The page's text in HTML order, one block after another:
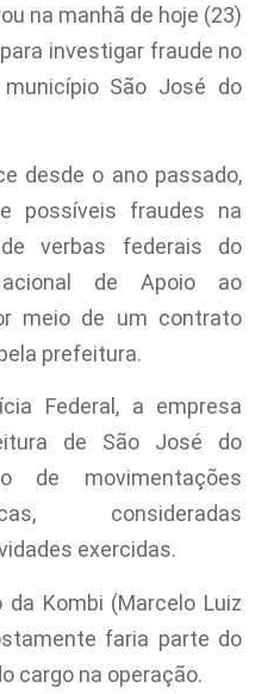
na manhã de hoje (23)
para investigar fraude no
São José do
desde o ano passado,
possíveis fraudes na
verbas federais do
de Apoio ao
meio de um contrato
prefeitura.
Federal, a empresa
de São José do
de movimentações
consideradas
exercidas.
Kombi (Marcelo Luiz
faria parte do
cargo na operação.